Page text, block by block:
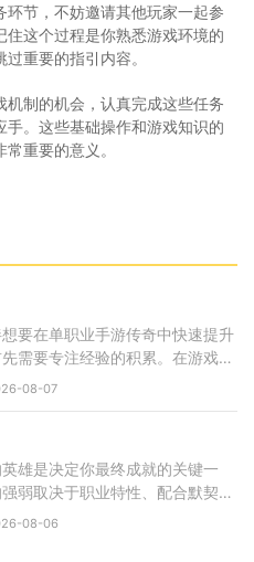
节，不妨邀请其他玩家一起参
这个过程是你熟悉游戏环境的
重要的指引内容。
制的机会，认真完成这些任务
。这些基础操作和游戏知识的
重要的意义。
要在单职业手游传奇中快速提升
需要专注经验的积累。在游戏初
极参与公会活动、游戏内限时跑
08-07
雄是决定你最终成就的关键一
弱取决于职业特性、配合默契度
的搭配效果。战士英雄以高爆发
08-06